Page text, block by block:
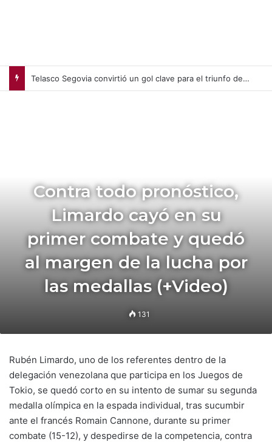
Telasco Segovia convirtió un gol clave para el triunfo del Inter Miami en el arranque de la Leagues Cup
Contra todo pronóstico,
Limardo cayó en su
primer combate y quedó
al margen de la lucha por
las medallas (+Video)
131
Rubén Limardo, uno de los referentes dentro de la
delegación venezolana que participa en los Juegos de
Tokio, se quedó corto en su intento de sumar su segunda
medalla olímpica en la espada individual, tras sucumbir
ante el francés Romain Cannone, durante su primer
combate (15-12), y despedirse de la competencia, contra